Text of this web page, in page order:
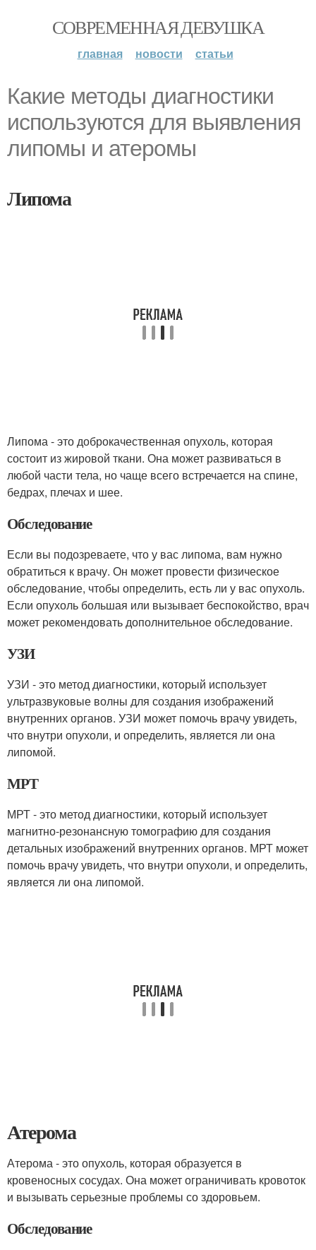
СОВРЕМЕННАЯ ДЕВУШКА
главная новости статьи
Какие методы диагностики
используются для выявления
липомы и атеромы
Липома
Липома - это доброкачественная опухоль, которая
состоит из жировой ткани. Она может развиваться в
любой части тела, но чаще всего встречается на спине,
бедрах, плечах и шее.
Обследование
Если вы подозреваете, что у вас липома, вам нужно
обратиться к врачу. Он может провести физическое
обследование, чтобы определить, есть ли у вас опухоль.
Если опухоль большая или вызывает беспокойство, врач
может рекомендовать дополнительное обследование.
УЗИ
УЗИ - это метод диагностики, который использует
ультразвуковые волны для создания изображений
внутренних органов. УЗИ может помочь врачу увидеть,
что внутри опухоли, и определить, является ли она
липомой.
МРТ
МРТ - это метод диагностики, который использует
магнитно-резонансную томографию для создания
детальных изображений внутренних органов. МРТ может
помочь врачу увидеть, что внутри опухоли, и определить,
является ли она липомой.
Атерома
Атерома - это опухоль, которая образуется в
кровеносных сосудах. Она может ограничивать кровоток
и вызывать серьезные проблемы со здоровьем.
Обследование